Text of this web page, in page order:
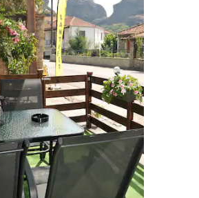
base de 189 commentaires : 4,95 sur 5